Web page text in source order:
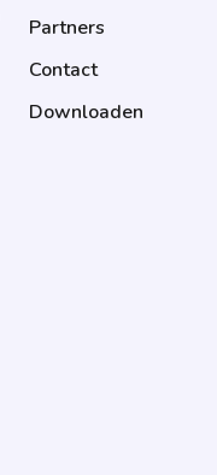
Partners
Contact
Downloaden